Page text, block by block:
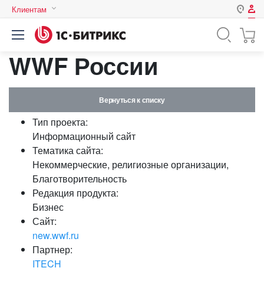
Клиентам
Авторизация
Логин
Пароль
Запомнить меня на этом
компьютере
Забыли свой пароль?
WWF России
Вернуться к списку
Тип проекта:
Информационный сайт
Тематика сайта:
Некоммерческие, религиозные организации,
Благотворительность
Редакция продукта:
Бизнес
Сайт:
new.wwf.ru
Партнер:
ITECH